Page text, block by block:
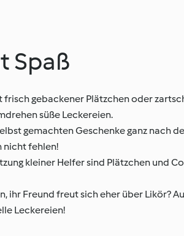
Spaß
frisch gebackener Plätzchen oder
süße Leckereien.
gemachten Geschenke ganz nach
nicht fehlen!
kleiner Helfer sind Plätzchen und
ihr Freund freut sich eher über Likör?
Leckereien!